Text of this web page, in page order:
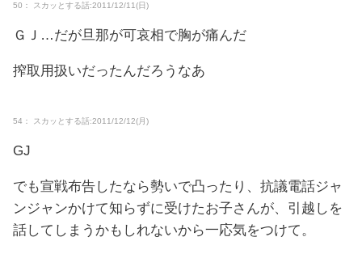
50： スカッとする話:2011/12/11(日)
ＧＪ…だが旦那が可哀相で胸が痛んだ
搾取用扱いだったんだろうなあ
54： スカッとする話:2011/12/12(月)
GJ
でも宣戦布告したなら勢いで凸ったり、抗議電話ジャ
ンジャンかけて知らずに受けたお子さんが、引越しを
話してしまうかもしれないから一応気をつけて。